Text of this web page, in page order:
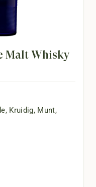
Malt Whisky
, Kruidig, Munt,